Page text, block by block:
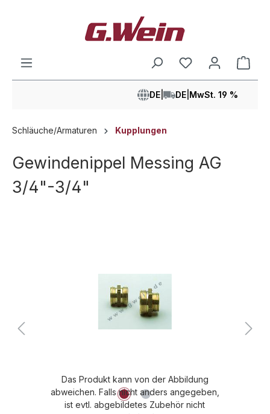
DE DE MwSt. 19 %
Schläuche/Armaturen Kupplungen
Gewindenippel Messing AG
3/4"-3/4"
Das Produkt kann von der Abbildung
abweichen. Falls nicht anders angegeben,
ist evtl. abgebildetes Zubehör nicht